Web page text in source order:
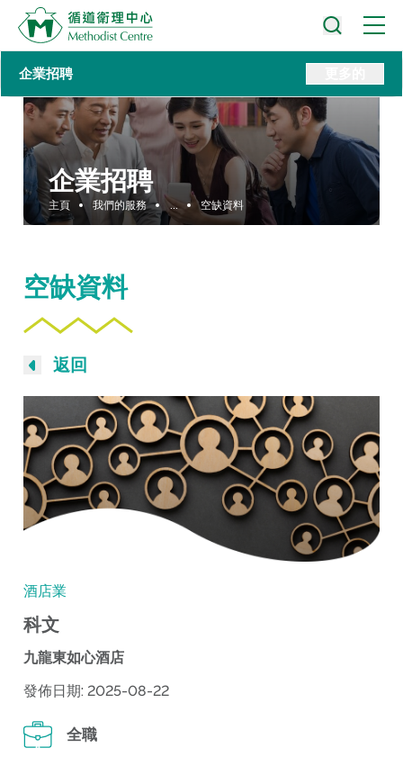
企業招聘
主頁 我們的服務 ... 空缺資料
企業招聘
空缺資料
返回
酒店業
科文
九龍東如心酒店
發佈日期: 2025-08-22
全職